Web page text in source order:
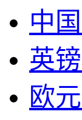
中
英
欧